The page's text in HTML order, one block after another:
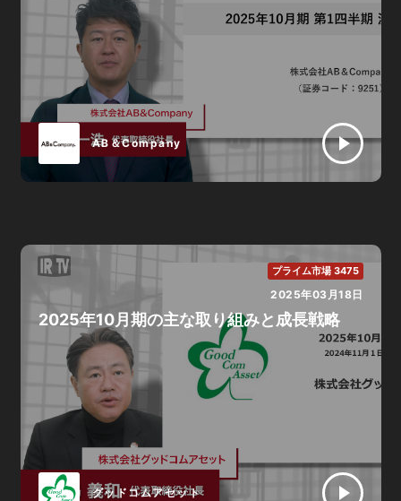
AB＆Company
プライム市場 3475
2025年03月18日
グッドコムアセット
2025年10月期の主な取り組みと成長戦略